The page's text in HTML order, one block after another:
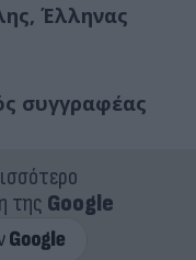
Έλληνας
συγγραφέας
της Google